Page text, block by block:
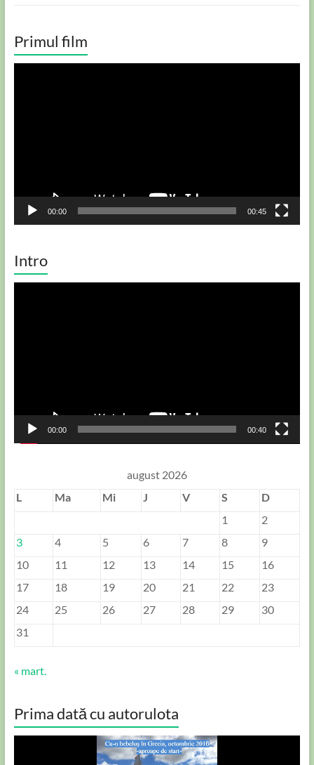
Primul film
00:00 00:45
Intro
00:00 00:40
august 2026
L
Ma Mi J V S
D
1
2
3
4 5 6 7 8
9
10
11 12 13 14 15
16
17
18 19 20 21 22
23
24
25 26 27 28 29
30
31
« mart.
Prima dată cu autorulota